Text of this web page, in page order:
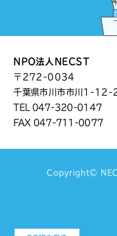
NPO法人NECST
〒272-0034
千葉県市川市市川1-12-
TEL 047-320-0147
FAX 047-711-0077
Copyright©